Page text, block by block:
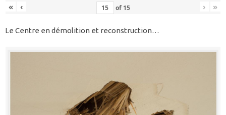
« ‹ of 15 › »
Le Centre en démolition et reconstruction…